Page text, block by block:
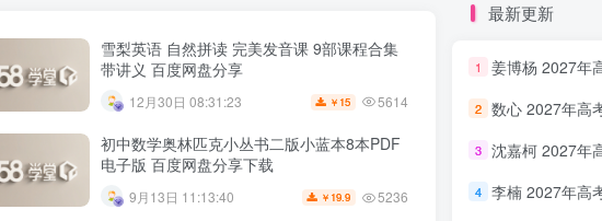
雪梨英语 自然拼读 完美发音课 9部课程合集
带讲义 百度网盘分享
12月30日 08:31:23 ￥ 15 5614
初中数学奥林匹克小丛书二版小蓝本8本PDF
电子版 百度网盘分享下载
9月13日 11:13:40 ￥ 19.9 5236
最新更新
1 姜博杨 2027年高考语文一轮复习
2 数心 2027年高考数学一轮复习网
3 沈嘉柯 2027年高考英语一轮复习
4 李楠 2027年高考物理一轮复习网